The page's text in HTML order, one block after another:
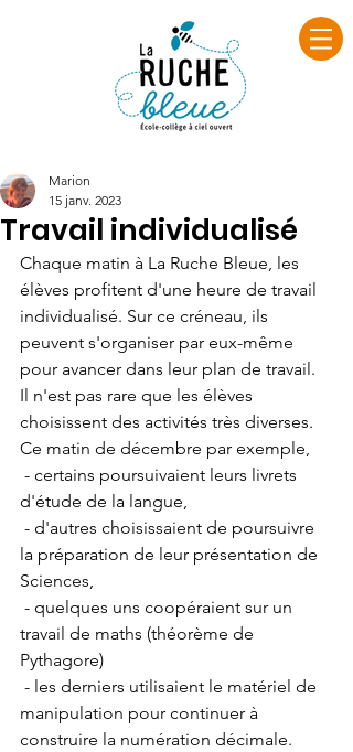
Travail individualisé
Marion
15 janv. 2023
Chaque matin à La Ruche Bleue, les
élèves profitent d'une heure de travail
individualisé. Sur ce créneau, ils
peuvent s'organiser par eux-même
pour avancer dans leur plan de travail.
Il n'est pas rare que les élèves
choisissent des activités très diverses.
Ce matin de décembre par exemple,
d'étude de la langue,
la préparation de leur présentation de
Sciences,
travail de maths (théorème de
Pythagore)
manipulation pour continuer à
construire la numération décimale.